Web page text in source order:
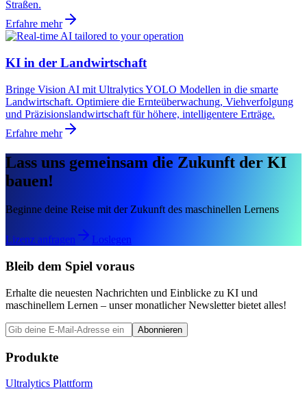
Straßen.
Erfahre mehr
KI in der Landwirtschaft
Bringe Vision AI mit Ultralytics YOLO Modellen in die smarte
Landwirtschaft. Optimiere die Ernteüberwachung, Viehverfolgung
und Präzisionslandwirtschaft für höhere, intelligentere Erträge.
Erfahre mehr
Lass uns gemeinsam die Zukunft der KI
bauen!
Beginne deine Reise mit der Zukunft des maschinellen Lernens
Lizenz anfragen Loslegen
Bleib dem Spiel voraus
Erhalte die neuesten Nachrichten und Einblicke zu KI und
maschinellem Lernen – unser monatlicher Newsletter bietet alles!
Abonnieren
Produkte
Ultralytics Plattform